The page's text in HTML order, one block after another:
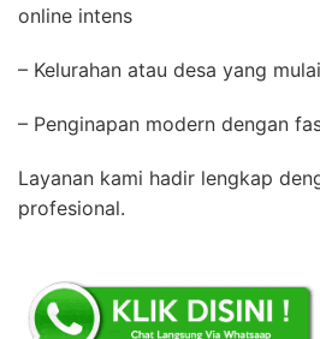
online intens
– Kelurahan atau desa yang
– Penginapan modern dengan
Layanan kami hadir lengkap
profesional.